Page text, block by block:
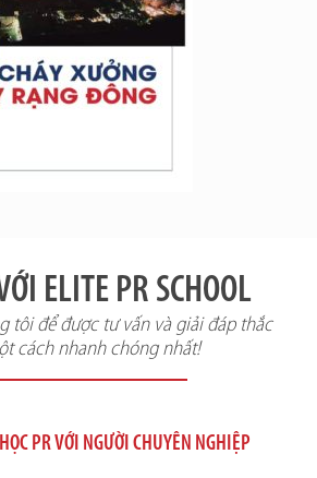
ELITE PR SCHOOL
tôi để được tư vấn và giải đáp thắc
cách nhanh chóng nhất!
PR VỚI NGƯỜI CHUYÊN NGHIỆP